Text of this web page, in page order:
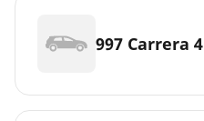
997 Carrera 4